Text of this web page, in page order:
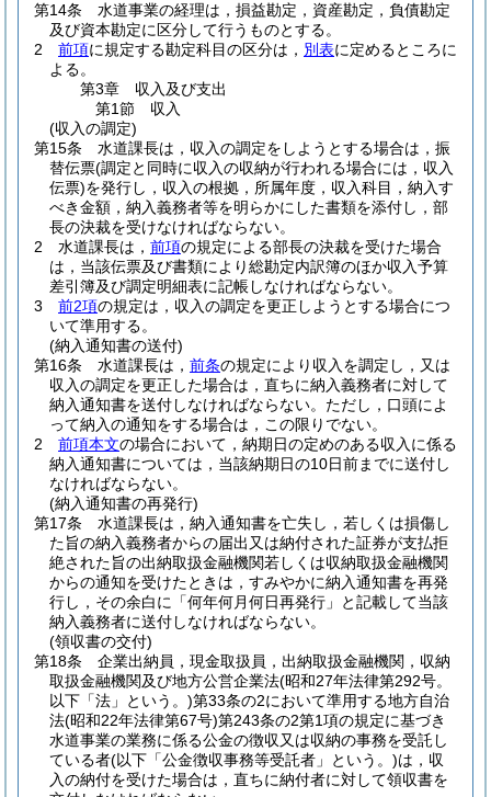
第14条
水道事業の経理は，損益勘定，資産勘定，負債勘定
及び資本勘定に区分して行うものとする。
2
前項に規定する勘定科目の区分は， 別表に定めるところに
よる。
第3章
収入及び支出
第1節
収入
(収入の調定)
第15条
水道課長は，収入の調定をしようとする場合は，振
替伝票(調定と同時に収入の収納が行われる場合には，収入
伝票)を発行し，収入の根拠，所属年度，収入科目，納入す
べき金額，納入義務者等を明らかにした書類を添付し，部
長の決裁を受けなければならない。
2
水道課長は， 前項の規定による部長の決裁を受けた場合
は，当該伝票及び書類により総勘定内訳簿のほか収入予算
差引簿及び調定明細表に記帳しなければならない。
3
前2項の規定は，収入の調定を更正しようとする場合につ
いて準用する。
(納入通知書の送付)
第16条
水道課長は， 前条の規定により収入を調定し，又は
収入の調定を更正した場合は，直ちに納入義務者に対して
納入通知書を送付しなければならない。 ただし，口頭によ
って納入の通知をする場合は，この限りでない。
2
前項本文の場合において，納期日の定めのある収入に係る
納入通知書については，当該納期日の10日前までに送付し
なければならない。
(納入通知書の再発行)
第17条
水道課長は，納入通知書を亡失し，若しくは損傷し
た旨の納入義務者からの届出又は納付された証券が支払拒
絶された旨の出納取扱金融機関若しくは収納取扱金融機関
からの通知を受けたときは，すみやかに納入通知書を再発
行し，その余白に「何年何月何日再発行」と記載して当該
納入義務者に送付しなければならない。
(領収書の交付)
第18条
企業出納員，現金取扱員，出納取扱金融機関，収納
取扱金融機関及び地方公営企業法(昭和27年法律第292号。
以下「法」という。)第33条の2において準用する地方自治
法(昭和22年法律第67号)第243条の2第1項の規定に基づき
水道事業の業務に係る公金の徴収又は収納の事務を受託し
ている者(以下「公金徴収事務等受託者」という。)は，収
入の納付を受けた場合は，直ちに納付者に対して領収書を